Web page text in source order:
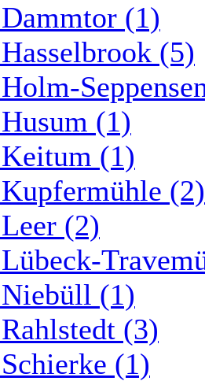
(1)
(5)
(1)
(1)
(2)
(2)
(1)
(3)
(1)